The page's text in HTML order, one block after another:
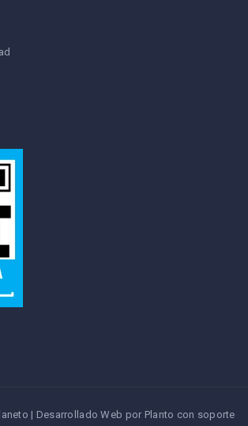
| Desarrollado Web por Planto con soporte